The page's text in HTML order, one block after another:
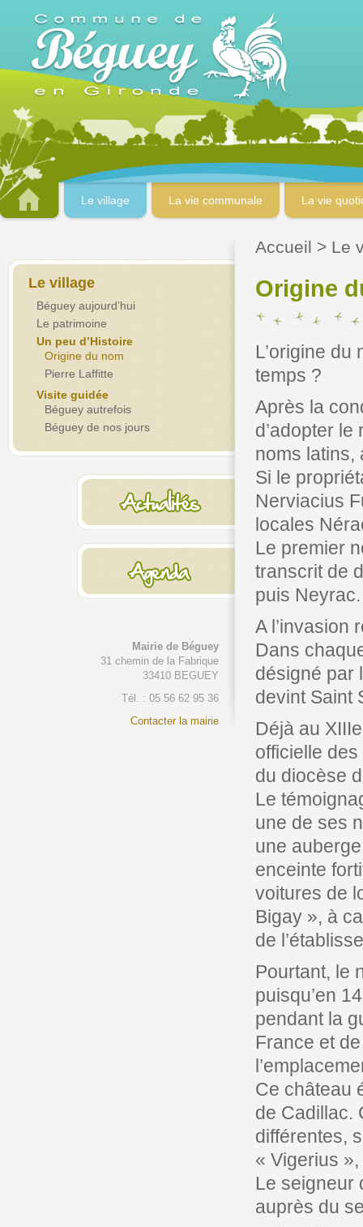
Le village La vie communale La vie
Le village
Béguey aujourd’hui
Le patrimoine
Un peu d’Histoire
Origine du nom
Pierre Laffitte
Visite guidée
Béguey autrefois
Béguey de nos jours
Mairie de Béguey
31 chemin de la Fabrique
33410 BEGUEY
Tél. : 05 56 62 95 36
Contacter la mairie
Accueil > Le
Origine
L’origine
temps ?
Après la
d’adopter
noms latins,
Si le
Nerviacius
locales
Le premier
transcrit de
puis Neyrac.
A l’invasion
Dans
désigné par
devint Saint
Déjà au
officielle
du diocèse
Le
une de ses
une
enceinte
voitures de
Bigay », à
de
Pourtant, le
puisqu’en
pendant la
France et
Ce château
de Cadillac.
différentes,
« Vigerius
Le seigneur
auprès du